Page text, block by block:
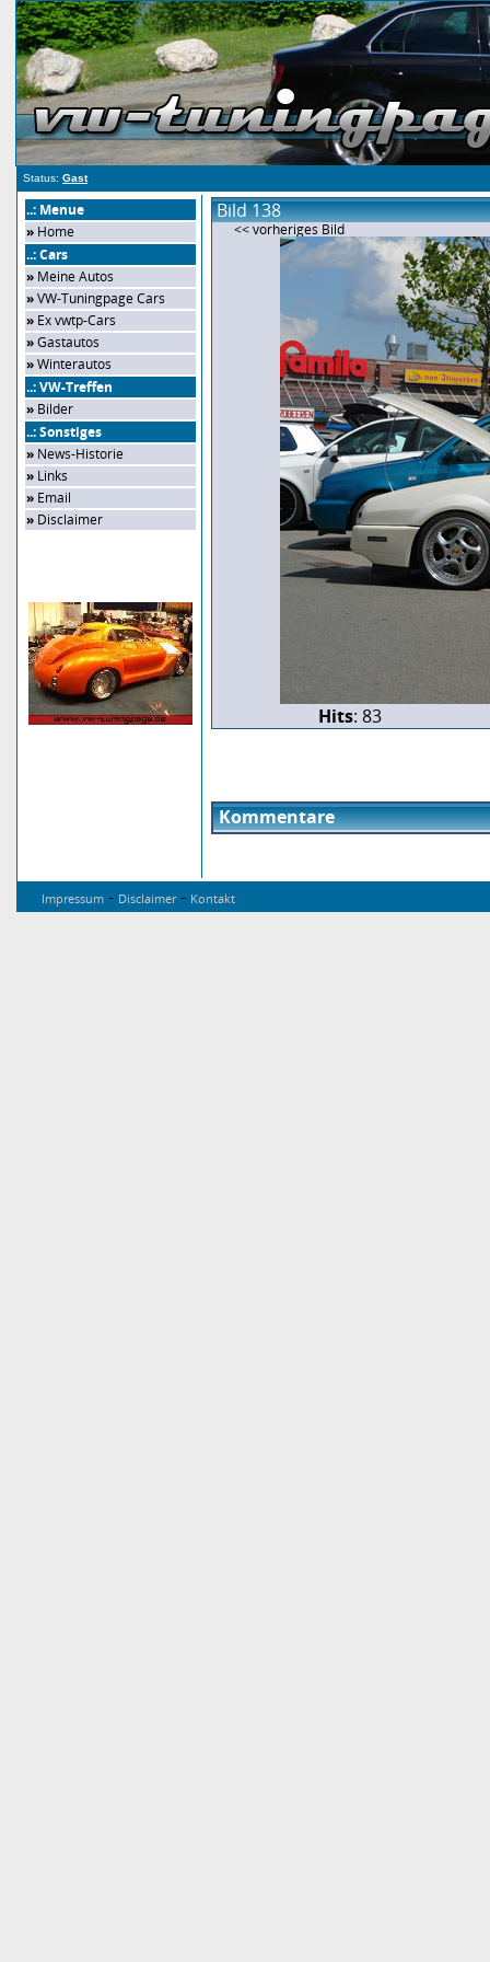
Status: Gast
..: Menue
» Home
..: Cars
» Meine Autos
»VW-Tuningpage Cars
» Ex vwtp-Cars
»Gastautos
»Winterautos
..: VW-Treffen
» Bilder
..: Sonstiges
» News-Historie
» Links
» Email
» Disclaimer
Bild 138
<< vorheriges Bild
Hits: 83
Kommentare
Impressum - Disclaimer- Kontakt